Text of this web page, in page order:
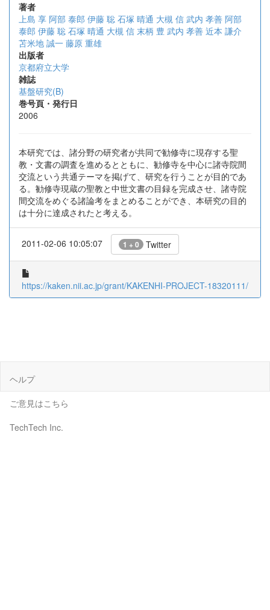
著者
上島 享 阿部 泰郎 伊藤 聡 石塚 晴通 大槻 信 武内 孝善 阿部
泰郎 伊藤 聡 石塚 晴通 大槻 信 末柄 豊 武内 孝善 近本 謙介
苫米地 誠一 藤原 重雄
出版者
京都府立大学
雑誌
基盤研究(B)
巻号頁・発行日
2006
本研究では、諸分野の研究者が共同で勧修寺に現存する聖
教・文書の調査を進めるとともに、勧修寺を中心に諸寺院間
交流という共通テーマを掲げて、研究を行うことが目的であ
る。勧修寺現蔵の聖教と中世文書の目録を完成させ、諸寺院
間交流をめぐる諸論考をまとめることができ、本研究の目的
は十分に達成されたと考える。
2011-02-06 10:05:07 1 + 0 Twitter
https://kaken.nii.ac.jp/grant/KAKENHI-PROJECT-18320111/
ヘルプ
ご意見はこちら
TechTech Inc.